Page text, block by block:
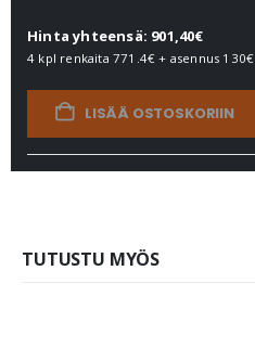
Hinta yhteensä: 901,40€
4 kpl renkaita 771.4€ + asennus 130€
LISÄÄ OSTOSKORIIN
TUTUSTU MYÖS